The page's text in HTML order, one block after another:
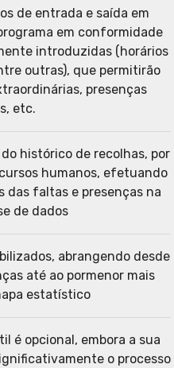
de entrada e saída em
em conformidade
introduzidas (horários
outras), que permitirão
presenças
etc.
histórico de recolhas, por
humanos, efetuando
das faltas e presenças na
de dados
abrangendo desde
até ao pormenor mais
estatístico
é opcional, embora a sua
o processo